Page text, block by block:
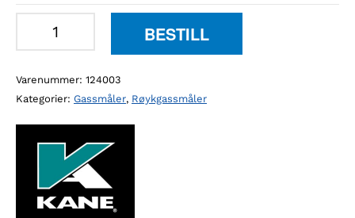
med
1
sensor
antall
BESTILL
Varenummer: 124003
Kategorier: Gassmåler, Røykgassmåler